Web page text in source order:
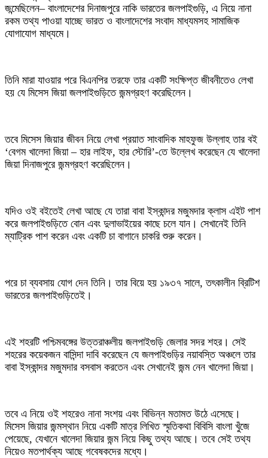
জন্মেছিলেন– বাংলাদেশের দিনাজপুরে নাকি ভারতের জলপাইগুড়ি, এ নিয়ে নানা
রকম তথ্য পাওয়া যাচ্ছে ভারত ও বাংলাদেশের সংবাদ মাধ্যমসহ সামাজিক
যোগাযোগ মাধ্যমে।
‎তিনি মারা যাওয়ার পরে বিএনপির তরফে তার একটি সংক্ষিপ্ত জীবনীতেও লেখা
হয় যে মিসেস জিয়া জলপাইগুড়িতে জন্মগ্রহণ করেছিলেন।
‎তবে মিসেস জিয়ার জীবন নিয়ে লেখা প্রয়াত সাংবাদিক মাহফুজ উল্লাহ তার বই
‘বেগম খালেদা জিয়া – হার লাইফ, হার স্টোরি’-তে উল্লেখ করেছেন যে খালেদা
জিয়া দিনাজপুরে জন্মগ্রহণ করেছিলেন।
‎যদিও ওই বইতেই লেখা আছে যে তারা বাবা ইস্কান্দর মজুমদার ক্লাস এইট পাশ
করে জলপাইগুড়িতে বোন এবং দুলাভাইয়ের কাছে চলে যান। সেখানেই তিনি
ম্যাট্রিক পাশ করেন এবং একটি চা বাগানে চাকরি শুরু করেন।
‎পরে চা ব্যবসায় যোগ দেন তিনি। তার বিয়ে হয় ১৯৩৭ সালে, তৎকালীন ব্রিটিশ
ভারতের জলপাইগুড়িতেই।
‎এই শহরটি পশ্চিমবঙ্গের উত্তরাঞ্চলীয় জলপাইগুড়ি জেলার সদর শহর। সেই
শহরের কয়েকজন বাসিন্দা দাবি করেছেন যে জলপাইগুড়ির নয়াবস্তি অঞ্চলে তার
বাবা ইস্কান্দর মজুমদার বসবাস করতেন এবং সেখানেই জন্ম নেন খালেদা জিয়া।
‎তবে এ নিয়ে ওই শহরেও নানা সংশয় এবং বিভিন্ন মতামত উঠে এসেছে।
মিসেস জিয়ার জন্মস্থান নিয়ে একটি মাত্র লিখিত স্মৃতিকথা বিবিসি বাংলা খুঁজে
পেয়েছে, যেখানে খালেদা জিয়ার জন্ম নিয়ে কিছু তথ্য আছে। তবে সেই তথ্য
নিয়েও মতপার্থক্য আছে গবেষকদের মধ্যে।